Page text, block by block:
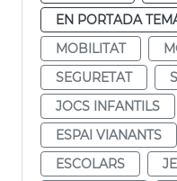
EN PORTADA
MOBILITAT
SEGURETAT
JOCS INFANTILS
ESPAI VIANANTS
ESCOLARS